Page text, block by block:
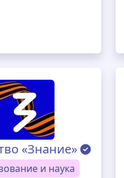
«Знание»
и наука